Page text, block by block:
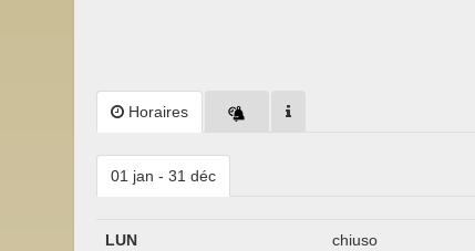
Horaires
01 jan - 31 déc
LUN chiuso